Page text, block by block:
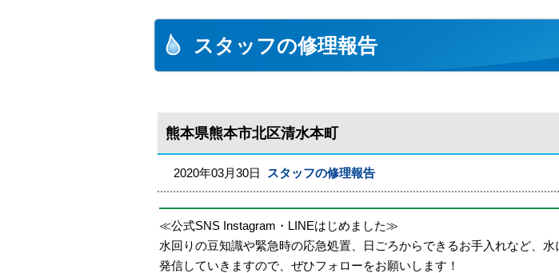
スタッフの修理報告
熊本県熊本市北区清水本町
2020年03月30日 スタッフの修理報告
≪公式SNS Instagram・LINEはじめました≫
水回りの豆知識や緊急時の応急処置、日ごろからできるお手入れなど、
発信していきますので、ぜひフォローをお願いします！